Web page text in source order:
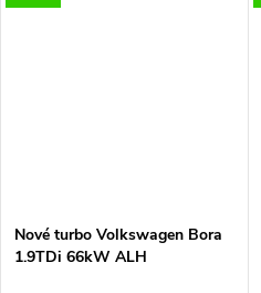
Nové turbo Volkswagen Bora
1.9TDi 66kW ALH